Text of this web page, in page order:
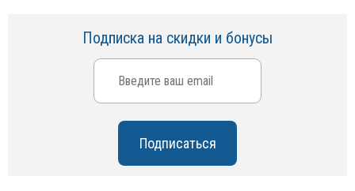
Подписка на скидки и бонусы